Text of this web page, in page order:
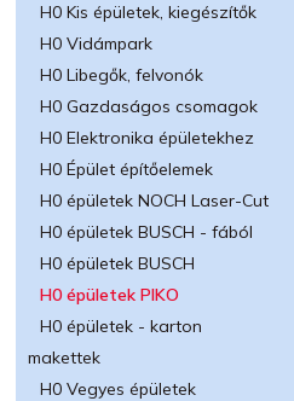
H0 Kis épületek, kiegészítők
H0 Vidámpark
H0 Libegők, felvonók
H0 Gazdaságos csomagok
H0 Elektronika épületekhez
H0 Épület építőelemek
H0 épületek NOCH Laser-Cut
H0 épületek BUSCH - fából
H0 épületek BUSCH
H0 épületek PIKO
H0 épületek - karton
makettek
H0 Vegyes épületek